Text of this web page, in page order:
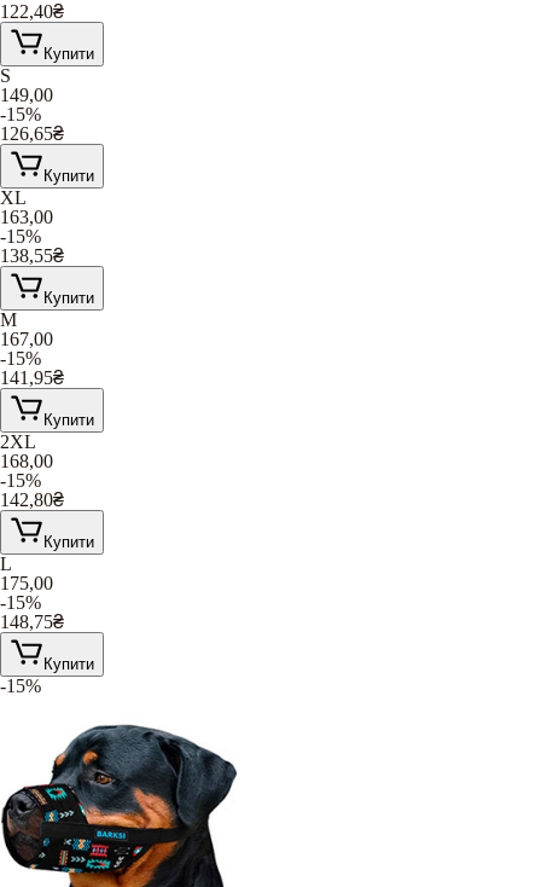
122,40₴
Купити
S
149,00
-15%
126,65₴
Купити
XL
163,00
-15%
138,55₴
Купити
M
167,00
-15%
141,95₴
Купити
2XL
168,00
-15%
142,80₴
Купити
L
175,00
-15%
148,75₴
Купити
-15%